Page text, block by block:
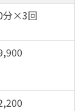
分×3回